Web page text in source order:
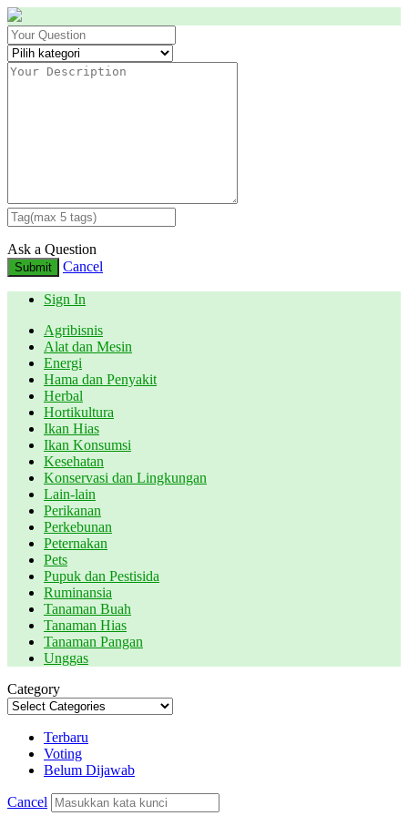
Ask a Question
Submit Cancel
Sign In
Agribisnis
Alat dan Mesin
Energi
Hama dan Penyakit
Herbal
Hortikultura
Ikan Hias
Ikan Konsumsi
Kesehatan
Konservasi dan Lingkungan
Lain-lain
Perikanan
Perkebunan
Peternakan
Pets
Pupuk dan Pestisida
Ruminansia
Tanaman Buah
Tanaman Hias
Tanaman Pangan
Unggas
Category
Terbaru
Voting
Belum Dijawab
Cancel